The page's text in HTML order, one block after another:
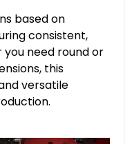
based on
consistent,
need round or
this
versatile